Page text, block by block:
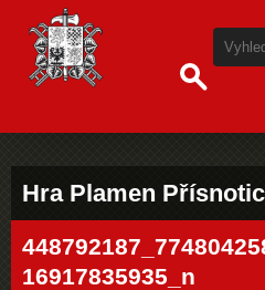
Hra Plamen
16917835935_n